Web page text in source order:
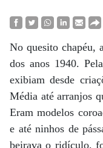
No quesito chapéu,
dos anos 1940.
exibiam desde
Média até arranjos
Eram modelos
e até ninhos de
beirava o ridículo,